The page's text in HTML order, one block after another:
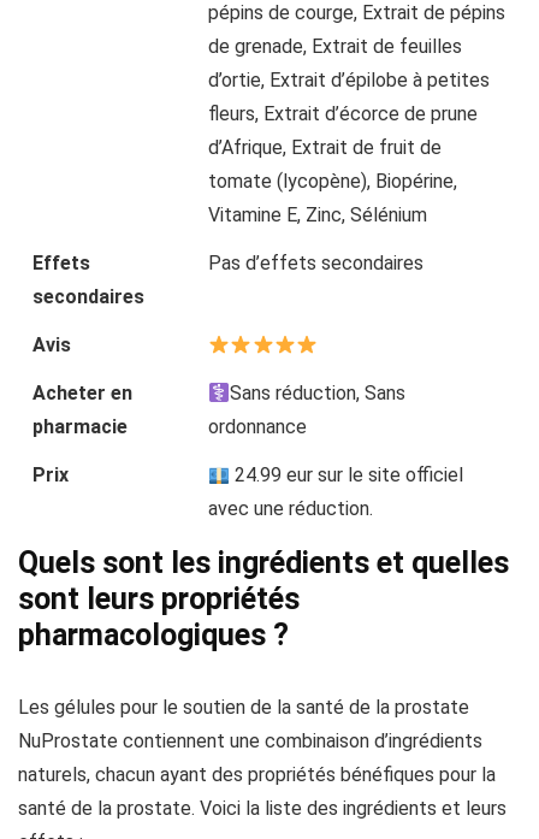
pépins de courge, Extrait de pépins
de grenade, Extrait de feuilles
d’ortie, Extrait d’épilobe à petites
fleurs, Extrait d’écorce de prune
d’Afrique, Extrait de fruit de
tomate (lycopène), Biopérine,
Vitamine E, Zinc, Sélénium
Effets
secondaires
Pas d’effets secondaires
Avis
Acheter en
pharmacie
Sans réduction, Sans
ordonnance
Prix
24.99 eur sur le site officiel
avec une réduction.
Quels sont les ingrédients et quelles
sont leurs propriétés
pharmacologiques ?
Les gélules pour le soutien de la santé de la prostate
NuProstate contiennent une combinaison d’ingrédients
naturels, chacun ayant des propriétés bénéfiques pour la
santé de la prostate. Voici la liste des ingrédients et leurs